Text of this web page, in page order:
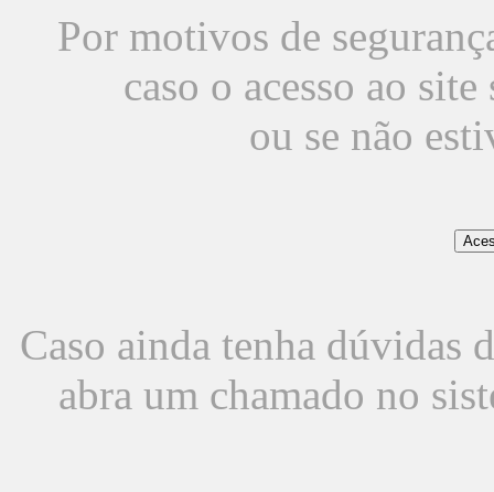
Por motivos de
caso o acesso ao
ou se não
Caso ainda tenha dúvidas
abra um chamado no